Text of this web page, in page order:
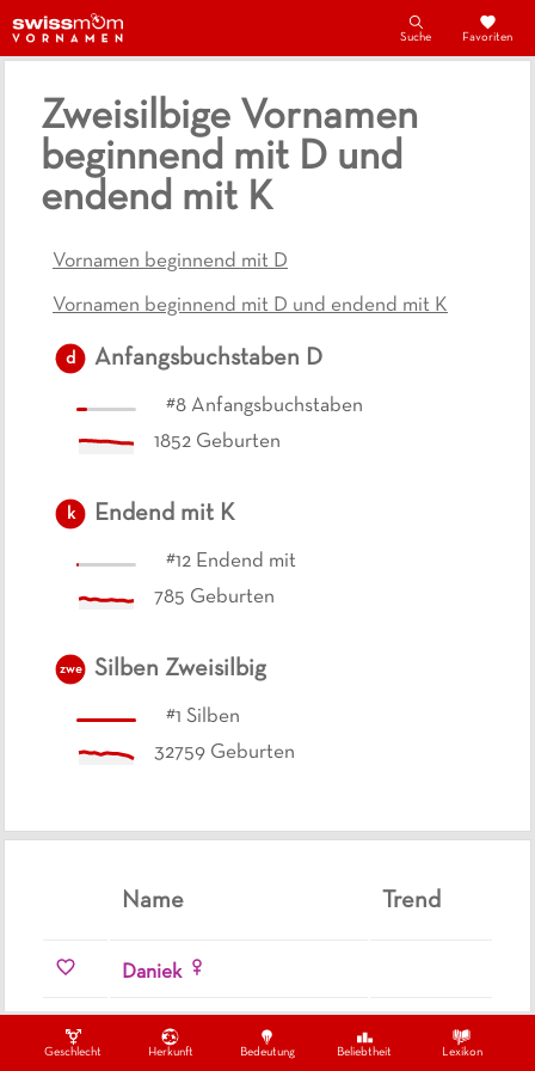
Geschlecht Herkunft Bedeutung Beliebtheit Lexikon
Suche Favoriten
Zweisilbige Vornamen
beginnend mit D und
endend mit K
Vornamen beginnend mit D
Vornamen beginnend mit D und endend mit K
d Anfangsbuchstaben D
#8 Anfangsbuchstaben
1852 Geburten
k Endend mit K
#12 Endend mit
785 Geburten
zwe Silben Zweisilbig
#1 Silben
32759 Geburten
Name Trend
Daniek
Darek